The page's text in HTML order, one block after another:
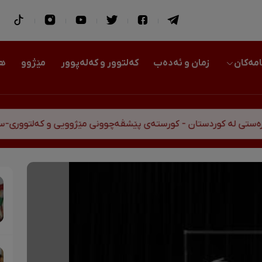
زمان و ئەدەب کەلتوور و کەلەپوور مێژوو
کوردستان - کورستەی پێشڤەچوونی مێژوویی و کەلتووری-سیاسی